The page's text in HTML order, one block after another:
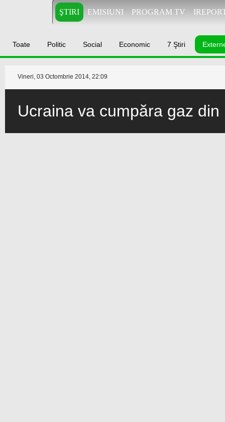
ŞTIRI EMISIUNI PROGRAM TV
Toate Politic Social Economic 7 Ştiri
Vineri, 03 Octombrie 2014, 22:09
Ucraina va cumpăra gaz din